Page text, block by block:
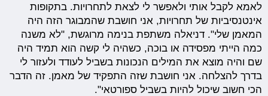
לאמא לקבל אותי ולאפשר לי לצאת לתחרויות. בתקופות
אינטנסיביות של תחרויות, אני חושבת שהמבוגר הזה היה
המאמן שלי". דניאלה משתפת בנימה מרוגשת, "לא משנה
כמה הייתי מפסידה או בוכה, כשהיה לי קשה הוא תמיד היה
שם והיה מוצא את המילים הנכונות בשביל לעודד ולעזור לי
בדרך להצלחה. אני חושבת שזה התפקיד של מאמן. זה הדבר
הכי חשוב שיכול להיות בשביל ספורטאי".